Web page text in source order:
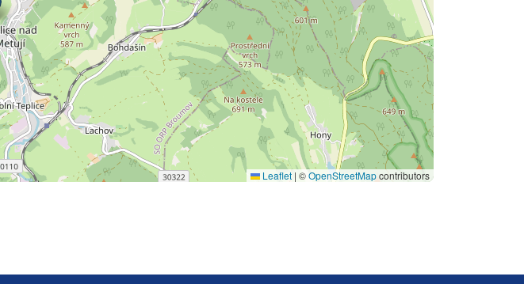
Leaflet | ©OpenStreetMapcontributors